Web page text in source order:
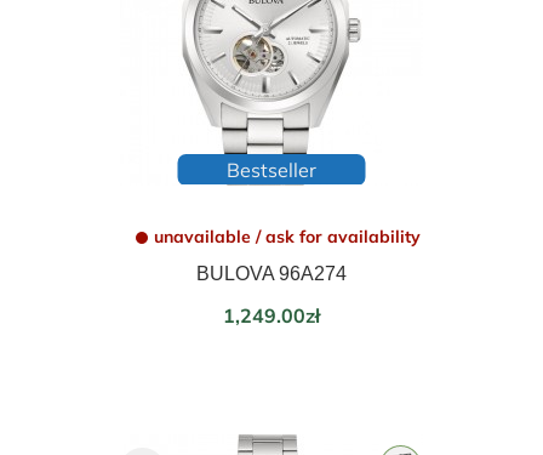
Bestseller
unavailable / ask for availability
BULOVA 96A274
Price
1,249.00zł